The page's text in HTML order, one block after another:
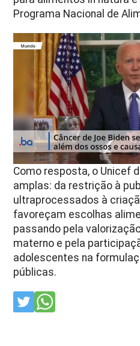
Programa Nacional de
Como resposta, o Unicef
amplas: da restrição à
ultraprocessados à
favoreçam escolhas
passando pela
materno e pela
adolescentes na
públicas.